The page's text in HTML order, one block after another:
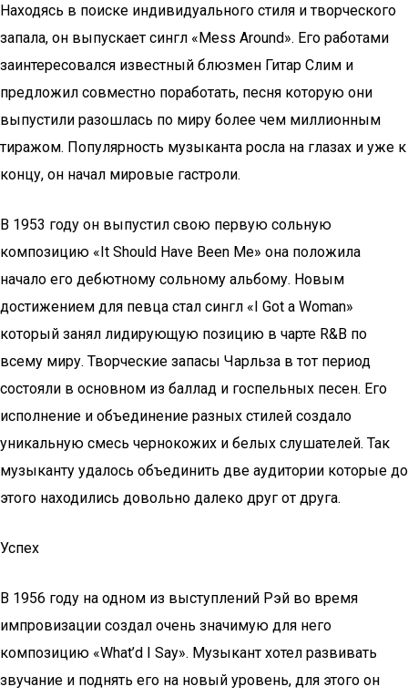
Находясь в поиске индивидуального стиля и творческого
запала, он выпускает сингл «Mess Around». Его работами
заинтересовался известный блюзмен Гитар Слим и
предложил совместно поработать, песня которую они
выпустили разошлась по миру более чем миллионным
тиражом. Популярность музыканта росла на глазах и уже к
концу, он начал мировые гастроли.
В 1953 году он выпустил свою первую сольную
композицию «It Should Have Been Me» она положила
начало его дебютному сольному альбому. Новым
достижением для певца стал сингл «I Got a Woman»
который занял лидирующую позицию в чарте R&B по
всему миру. Творческие запасы Чарльза в тот период
состояли в основном из баллад и госпельных песен. Его
исполнение и объединение разных стилей создало
уникальную смесь чернокожих и белых слушателей. Так
музыканту удалось объединить две аудитории которые до
этого находились довольно далеко друг от друга.
Успех
В 1956 году на одном из выступлений Рэй во время
импровизации создал очень значимую для него
композицию «What’d I Say». Музыкант хотел развивать
звучание и поднять его на новый уровень, для этого он